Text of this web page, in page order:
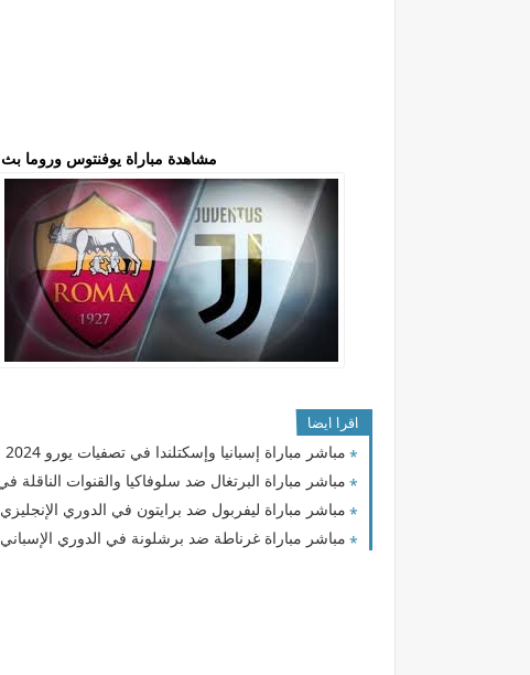
مشاهدة مباراة يوفنتوس وروما بث مباشر بتاريخ 06-02-
اقرا ايضا
مباشر مباراة إسبانيا وإسكتلندا في تصفيات يورو 2024
مباشر مباراة البرتغال ضد سلوفاكيا والقنوات الناقلة في
مباشر مباراة ليفربول ضد برايتون في الدوري الإنجليزي
مباشر مباراة غرناطة ضد برشلونة في الدوري الإسباني